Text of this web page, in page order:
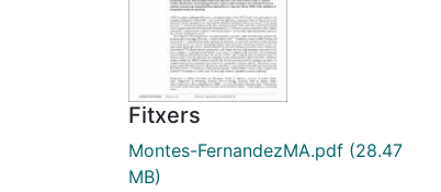
Fitxers
Montes-FernandezMA.pdf (28.47
MB)